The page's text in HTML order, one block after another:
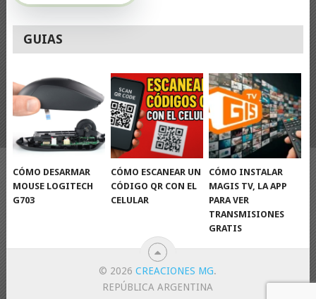
GUIAS
CÓMO DESARMAR
MOUSE LOGITECH
G703
CÓMO ESCANEAR UN
CÓDIGO QR CON EL
CELULAR
CÓMO INSTALAR
MAGIS TV, LA APP
PARA VER
TRANSMISIONES
GRATIS
© 2026CREACIONES MG.
REPÚBLICA ARGENTINA